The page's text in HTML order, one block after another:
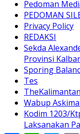
Pedoman
PEDOMAN
Privacy Policy
REDAKSI
Sekda
Provinsi Kalbar
Sporing
Tes
Wabup
Kodim 1203/
Laksanakan